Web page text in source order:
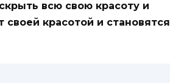
всю свою красоту и
красотой и становятся